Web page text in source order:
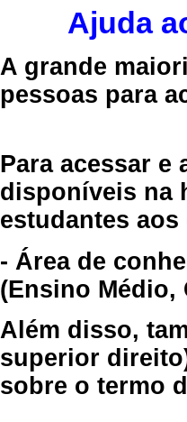
Ajuda
A grande
pessoas para
Para acessar e
disponíveis na
estudantes
- Área de
(Ensino Médio,
Além disso,
superior
sobre o termo